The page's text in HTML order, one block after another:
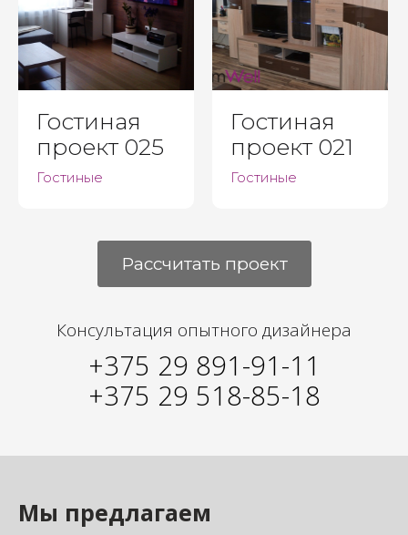
Гостиная
проект 025
Гостиные
Гостиная
проект 021
Гостиные
Рассчитать проект
Консультация опытного дизайнера
+375 29 891-91-11
+375 29 518-85-18
Мы предлагаем